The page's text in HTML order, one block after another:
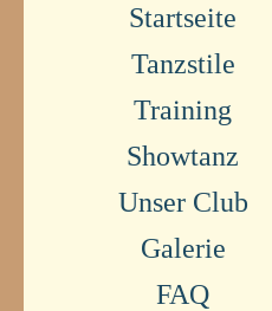
Startseite
Tanzstile
Training
Showtanz
Unser Club
Galerie
FAQ